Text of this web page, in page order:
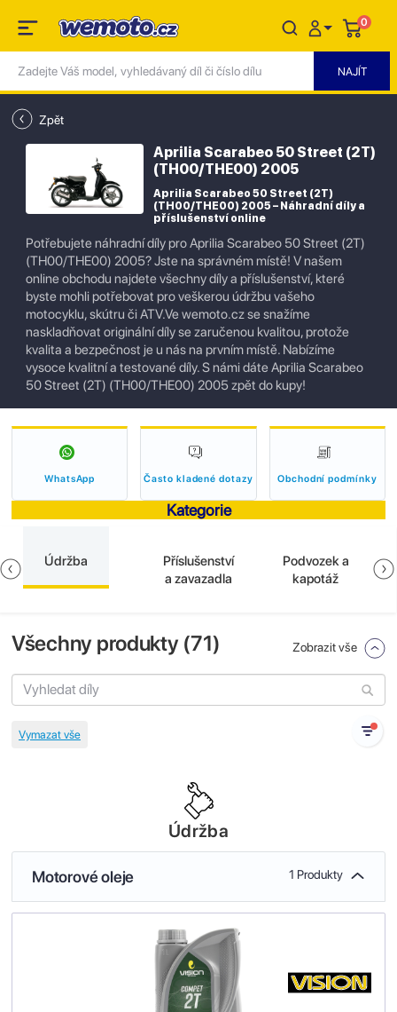
0
Zpět
Aprilia Scarabeo 50 Street (2T)
(TH00/THE00) 2005
Aprilia Scarabeo 50 Street (2T)
(TH00/THE00) 2005 – Náhradní díly a
příslušenství online
Potřebujete náhradní díly pro Aprilia Scarabeo 50 Street (2T)
(TH00/THE00) 2005? Jste na správném místě! V našem
online obchodu najdete všechny díly a příslušenství, které
byste mohli potřebovat pro veškerou údržbu vašeho
motocyklu, skútru či ATV.Ve wemoto.cz se snažíme
naskladňovat originální díly se zaručenou kvalitou, protože
kvalita a bezpečnost je u nás na prvním místě. Nabízíme
vysoce kvalitní a testované díly. S námi dáte Aprilia Scarabeo
50 Street (2T) (TH00/THE00) 2005 zpět do kupy!
WhatsApp Často kladené dotazy Obchodní podmínky
Kategorie
Údržba
Příslušenství
a zavazadla
Podvozek a
kapotáž
Všechny produkty (71) Zobrazit vše
Údržba
Motorové oleje 1 Produkty